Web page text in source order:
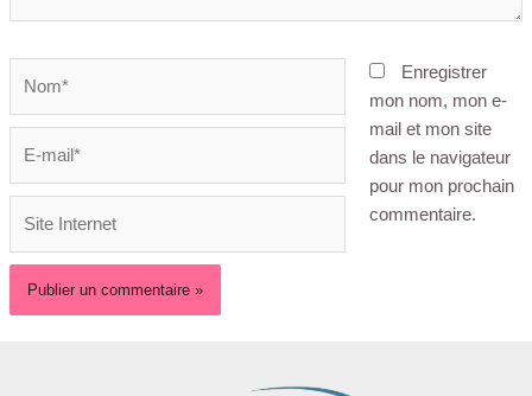
Enregistrer
mon nom, mon e-
mail et mon site
dans le navigateur
pour mon prochain
commentaire.